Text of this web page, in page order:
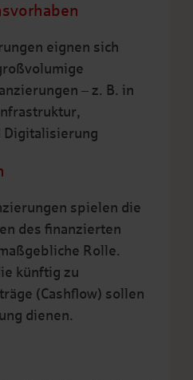
eignen sich
– z. B. in
Digitalisierung
spielen die
des finanzierten
Rolle.
künftig zu
(Cashflow) sollen
dienen.